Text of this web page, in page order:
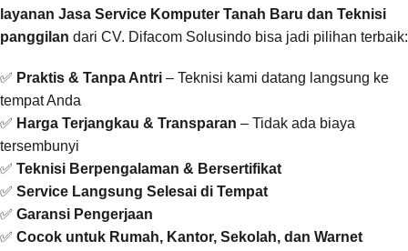
layanan Jasa Service Komputer Tanah Baru dan Teknisi
panggilan dari CV. Difacom Solusindo bisa jadi pilihan terbaik:
✅ Praktis & Tanpa Antri – Teknisi kami datang langsung ke
tempat Anda
✅ Harga Terjangkau & Transparan – Tidak ada biaya
tersembunyi
✅ Teknisi Berpengalaman & Bersertifikat
✅ Service Langsung Selesai di Tempat
✅ Garansi Pengerjaan
✅ Cocok untuk Rumah, Kantor, Sekolah, dan Warnet